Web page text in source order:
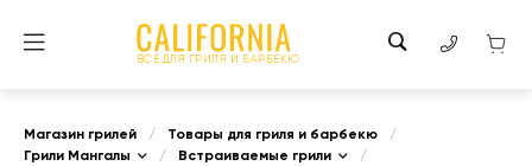
ВСЕ ДЛЯ ГРИЛЯ И БАРБЕКЮ
Магазин грилей / Товары для гриля и барбекю
/
Грили Мангалы
/ Встраиваемые грили
/